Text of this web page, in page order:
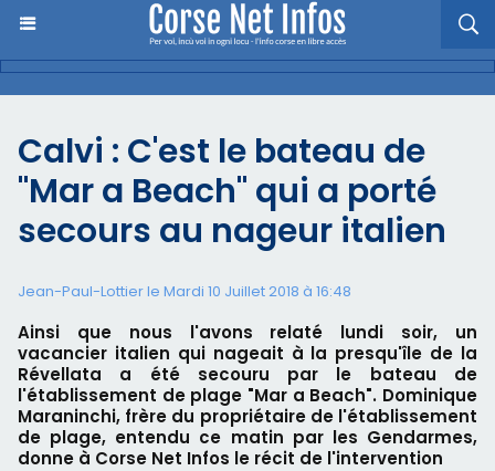
Calvi : C'est le bateau de
"Mar a Beach" qui a porté
secours au nageur italien
Jean-Paul-Lottier le Mardi 10 Juillet 2018 à 16:48
Ainsi que nous l'avons relaté lundi soir, un
vacancier italien qui nageait à la presqu'île de la
Révellata a été secouru par le bateau de
l'établissement de plage "Mar a Beach". Dominique
Maraninchi, frère du propriétaire de l'établissement
de plage, entendu ce matin par les Gendarmes,
donne à Corse Net Infos le récit de l'intervention